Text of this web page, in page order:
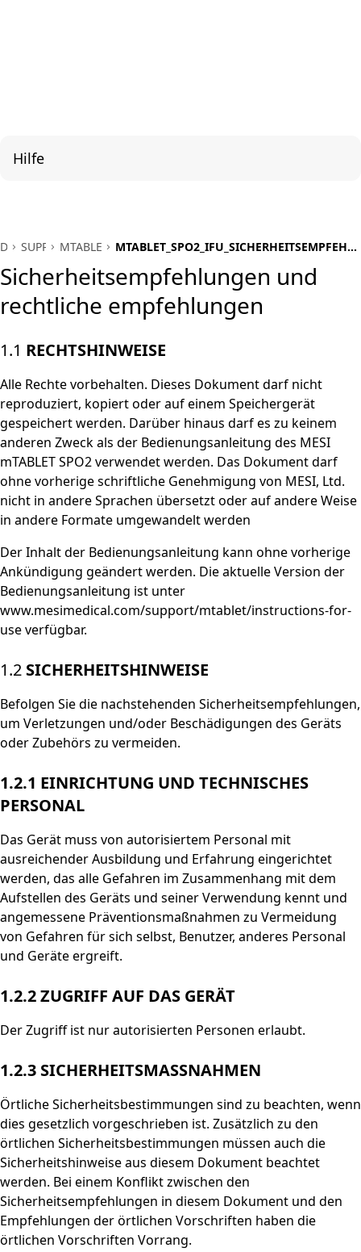
Hilfe
DE SUPPORTMTABLET_SPO2
Sicherheitsempfehlungen und
rechtliche empfehlungen
1.1 RECHTSHINWEISE
Alle Rechte vorbehalten. Dieses Dokument darf nicht
reproduziert, kopiert oder auf einem Speichergerät
gespeichert werden. Darüber hinaus darf es zu keinem
anderen Zweck als der Bedienungsanleitung des MESI
mTABLET SPO2 verwendet werden. Das Dokument darf
ohne vorherige schriftliche Genehmigung von MESI, Ltd.
nicht in andere Sprachen übersetzt oder auf andere Weise
in andere Formate umgewandelt werden
Der Inhalt der Bedienungsanleitung kann ohne vorherige
Ankündigung geändert werden. Die aktuelle Version der
Bedienungsanleitung ist unter
www.mesimedical.com/support/mtablet/instructions-for-
use verfügbar.
1.2 SICHERHEITSHINWEISE
Befolgen Sie die nachstehenden Sicherheitsempfehlungen,
um Verletzungen und/oder Beschädigungen des Geräts
oder Zubehörs zu vermeiden.
1.2.1 EINRICHTUNG UND TECHNISCHES
PERSONAL
Das Gerät muss von autorisiertem Personal mit
ausreichender Ausbildung und Erfahrung eingerichtet
werden, das alle Gefahren im Zusammenhang mit dem
Aufstellen des Geräts und seiner Verwendung kennt und
angemessene Präventionsmaßnahmen zu Vermeidung
von Gefahren für sich selbst, Benutzer, anderes Personal
und Geräte ergreift.
1.2.2ZUGRIFF AUF DAS GERÄT
Der Zugriff ist nur autorisierten Personen erlaubt.
1.2.3 SICHERHEITSMASSNAHMEN
Örtliche Sicherheitsbestimmungen sind zu beachten, wenn
dies gesetzlich vorgeschrieben ist. Zusätzlich zu den
örtlichen Sicherheitsbestimmungen müssen auch die
Sicherheitshinweise aus diesem Dokument beachtet
werden. Bei einem Konflikt zwischen den
Sicherheitsempfehlungen in diesem Dokument und den
Empfehlungen der örtlichen Vorschriften haben die
örtlichen Vorschriften Vorrang.